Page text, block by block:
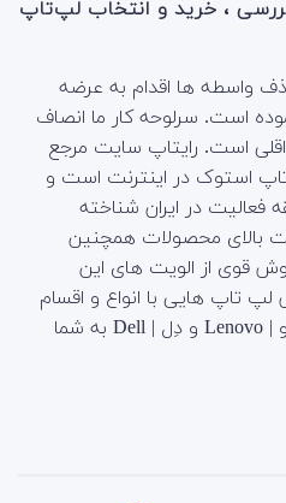
بررسی ، خرید و انتخاب لپ‌تاپ
واسطه ها اقدام به عرضه
است. سرلوحه کار ما انصاف
است. رایتاپ سایت مرجع
استوک در اینترنت است و
10 سال سابقه فعالیت در ایران شناخته
بالای محصولات همچنین
قوی از الویت های این
لپ تاپ هایی با انواع و اقسام
برندهایی نظیر اچ پی | HP لنوو | Lenovo و دِل | Dell به شما